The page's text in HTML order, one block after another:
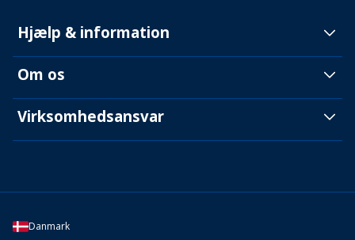
Hjælp & information
Om os
Virksomhedsansvar
Danmark